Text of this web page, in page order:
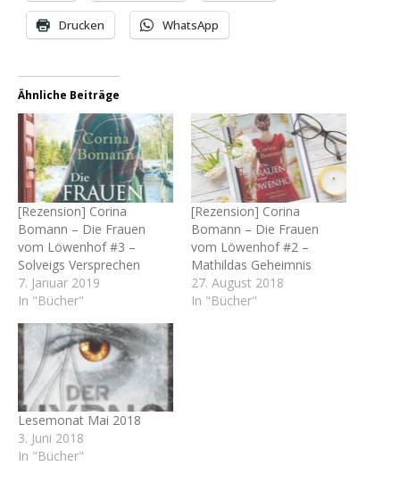
Drucken WhatsApp
Ähnliche Beiträge
[Rezension] Corina
Bomann – Die Frauen
vom Löwenhof #3 –
Solveigs Versprechen
7. Januar 2019
In "Bücher"
[Rezension] Corina
Bomann – Die Frauen
vom Löwenhof #2 –
Mathildas Geheimnis
27. August 2018
In "Bücher"
Lesemonat Mai 2018
3. Juni 2018
In "Bücher"